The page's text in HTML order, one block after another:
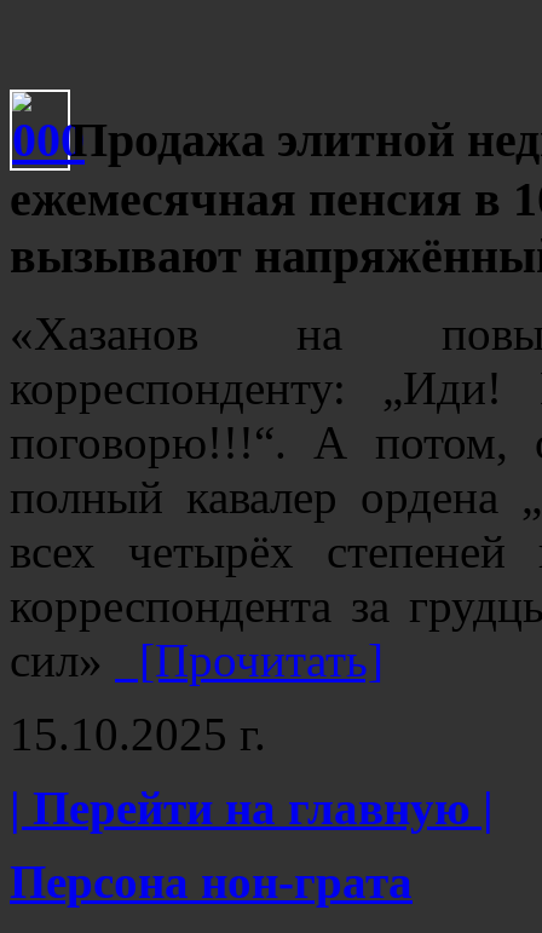
Продажа элитной
ежемесячная пенсия в
вызывают
«Хазанов на
корреспонденту:
поговорю!!!“. А потом,
полный кавалер ордена
всех четырёх
корреспондента за
сил»
[Прочитать]
15.10.2025 г.
| Перейти на главную |
Персона нон-грата